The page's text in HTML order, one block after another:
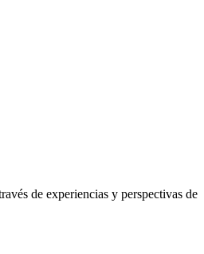
de experiencias y perspectivas de